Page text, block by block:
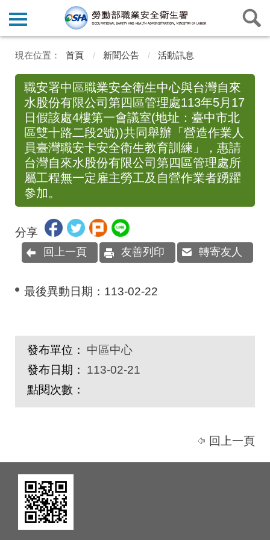
首頁 新聞公告 活動訊息
職安署中區職業安全衛生中心與台灣自來
水股份有限公司第四區管理處113年5月17
日假該處4樓第一會議室(地址：臺中市北
區雙十路二段2號))共同舉辦「營造作業人
員臺灣職安卡安全衛生教育訓練」，惠請
台灣自來水股份有限公司第四區管理處所
屬工程無一定雇主勞工及自營作業者踴躍
參加。
分享
回上一頁 友善列印 轉寄友人
最後異動日期： 113-02-22
發布單位：
中區中心
發布日期：
113-02-21
點閱次數：
回上一頁